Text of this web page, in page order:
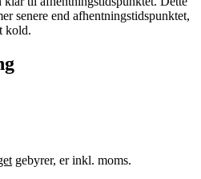
senere end afhentningstidspunktet,
kold.
gebyrer, er inkl. moms.